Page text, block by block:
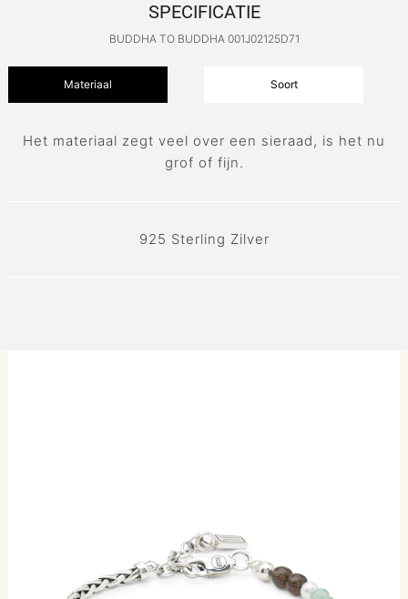
SPECIFICATIE
BUDDHA TO BUDDHA 001J02125D71
Materiaal Soort
Het materiaal zegt veel over een sieraad, is het nu
grof of fijn.
925 Sterling Zilver